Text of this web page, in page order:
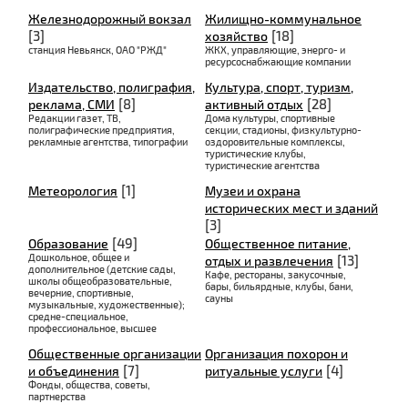
Железнодорожный вокзал
[3]
станция Невьянск, ОАО "РЖД"
Жилищно-коммунальное
хозяйство [18]
ЖКХ, управляющие, энерго- и
ресурсоснабжающие компании
Издательство, полиграфия,
реклама, СМИ [8]
Редакции газет, ТВ,
полиграфические предприятия,
рекламные агентства, типографии
Культура, спорт, туризм,
активный отдых [28]
Дома культуры, спортивные
секции, стадионы, физкультурно-
оздоровительные комплексы,
туристические клубы,
туристические агентства
Метеорология [1]
Музеи и охрана
исторических мест и зданий
[3]
Образование [49]
Дошкольное, общее и
дополнительное (детские сады,
школы общеобразовательные,
вечерние, спортивные,
музыкальные, художественные);
средне-специальное,
профессиональное, высшее
Общественное питание,
отдых и развлечения [13]
Кафе, рестораны, закусочные,
бары, бильярдные, клубы, бани,
сауны
Общественные организации
и объединения [7]
Фонды, общества, советы,
партнерства
Организация похорон и
ритуальные услуги [4]